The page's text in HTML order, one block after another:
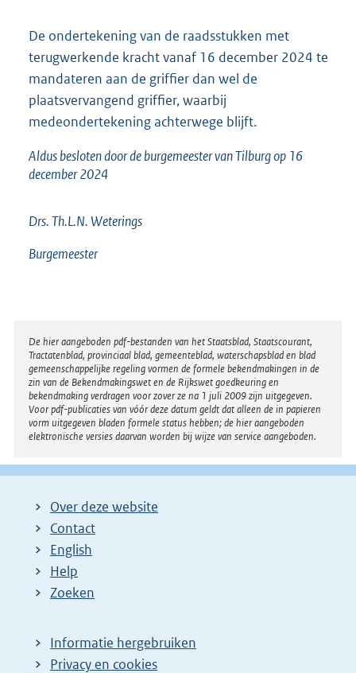
De ondertekening van de raadsstukken met
terugwerkende kracht vanaf 16 december 2024 te
mandateren aan de griffier dan wel de
plaatsvervangend griffier, waarbij
medeondertekening achterwege blijft.
Aldus besloten door de burgemeester van Tilburg op 16
december 2024
Drs. Th.L.N. Weterings
Burgemeester
Disclaimer
De hier aangeboden pdf-bestanden van het Staatsblad, Staatscourant,
Tractatenblad, provinciaal blad, gemeenteblad, waterschapsblad en blad
gemeenschappelijke regeling vormen de formele bekendmakingen in de
zin van de Bekendmakingswet en de Rijkswet goedkeuring en
bekendmaking verdragen voor zover ze na 1 juli 2009 zijn uitgegeven.
Voor pdf-publicaties van vóór deze datum geldt dat alleen de in papieren
vorm uitgegeven bladen formele status hebben; de hier aangeboden
elektronische versies daarvan worden bij wijze van service aangeboden.
Over deze website
Contact
English
Help
Zoeken
Informatie hergebruiken
Privacy en cookies